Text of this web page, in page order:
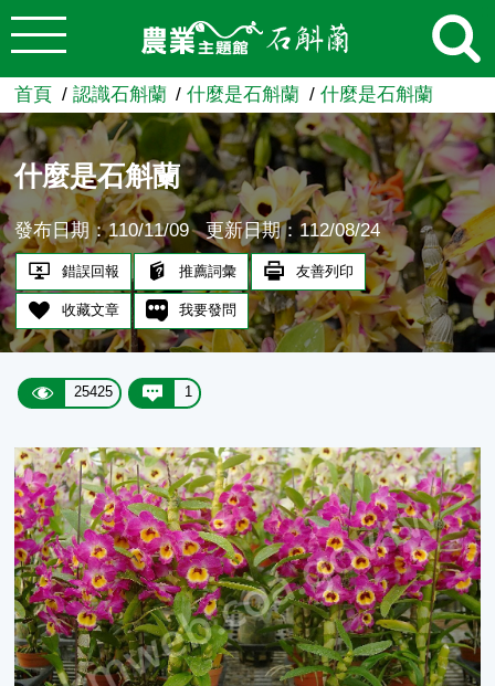
跳到主要內容
農業知識入口網
首頁 認識石斛蘭 什麼是石斛蘭 什麼是石斛蘭
什麼是石斛蘭
發布日期：110/11/09 更新日期：112/08/24
錯誤回報 推薦詞彙 友善列印
收藏文章 我要發問
25425 1